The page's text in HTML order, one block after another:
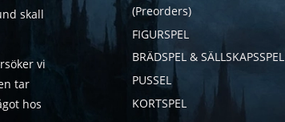
skall
vi
tar
hos
(Preorders)
FIGURSPEL
BRÄDSPEL & SÄLLSKAPSSPEL
PUSSEL
KORTSPEL